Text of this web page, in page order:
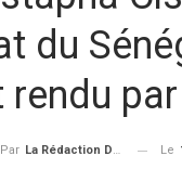
du
rendu
La Rédaction De THIEYSENEGAL.com Le